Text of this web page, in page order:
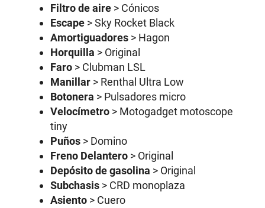
Filtro de aire > Cónicos
Escape > Sky Rocket Black
Amortiguadores > Hagon
Horquilla > Original
Faro > Clubman LSL
Manillar > Renthal Ultra Low
Botonera > Pulsadores micro
Velocímetro > Motogadget motoscope
tiny
Puños > Domino
Freno Delantero > Original
Depósito de gasolina > Original
Subchasis > CRD monoplaza
Asiento > Cuero